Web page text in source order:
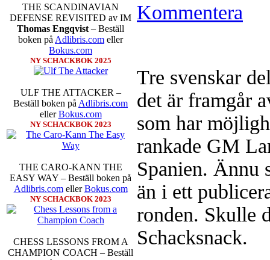
THE SCANDINAVIAN
DEFENSE REVISITED av IM
Thomas Engqvist – Beställ
boken på Adlibris.com eller
Bokus.com
NY SCHACKBOK 2025
ULF THE ATTACKER –
Beställ boken på Adlibris.com
ellerBokus.com
NY SCHACKBOK 2023
THE CARO-KANN THE
EASY WAY – Beställ boken på
Adlibris.comellerBokus.com
NY SCHACKBOK 2023
CHESS LESSONS FROM A
CHAMPION COACH – Beställ
Sverigemästarklassen och
vem helst kan ta hem segern
SM-sammanhang brukar
Michael Wiedenkeller, IM
IM Bengt Lindberg, FM Joar
Ljung. Mitt stalltips är att FM
Sverigemästarklassen.
Kommentera
Tre svenskar
det är framgår
som har
rankade GM
Spanien. Ännu
än i ett
ronden. Skulle
Schacksnack.